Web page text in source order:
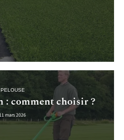
PELOUSE
: comment choisir ?
mars 2026